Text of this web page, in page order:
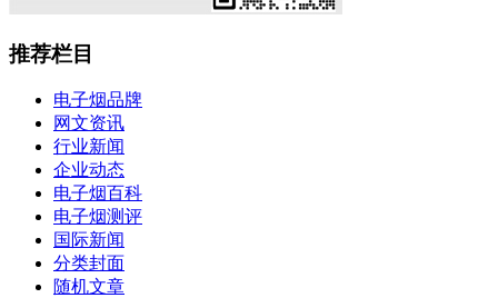
推荐栏目
电子烟品牌
网文资讯
行业新闻
企业动态
电子烟百科
电子烟测评
国际新闻
分类封面
随机文章